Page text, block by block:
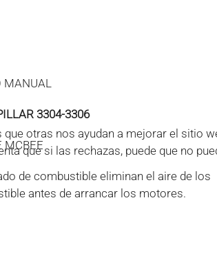
MANUAL
3304-3306
MCBEE
de combustible eliminan el aire de los
antes de arrancar los motores.
otras nos ayudan a mejorar el sitio
que si las rechazas, puede que no